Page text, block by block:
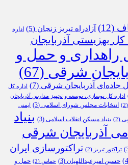
(12) آزادراه تبریز زنجان (5)
اداره
کل بهزیستی آذربایجان
راهداری و حمل و
شرقی (67)
جاده‌ای آذربایجان شرقی (7)
اداره کل
اداره کل نوسازی، توسعه و تجهیز مدارس آذربایجان
(2) انتخابات مجلس شورای اسلامی (3) ایمنی
(2) بنیاد مسکن انقلاب اسلامی (3)
بنیاد
آذربایجان شرقی
تراکتور تبریز (2)
تراکتورسازی ایران
حسین امیرعبداللهیان (3) حماس (2)
حمل و